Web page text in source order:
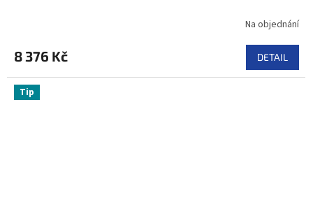
Na objednání
8 376 Kč DETAIL
Tip